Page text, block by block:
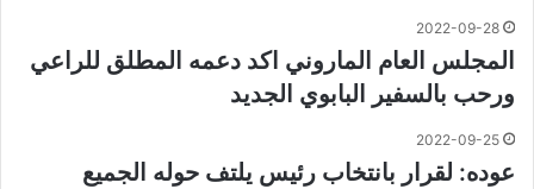
2022-09-28
المجلس العام الماروني اكد دعمه المطلق للراعي
ورحب بالسفير البابوي الجديد
2022-09-25
عوده: لقرار بانتخاب رئيس يلتف حوله الجميع